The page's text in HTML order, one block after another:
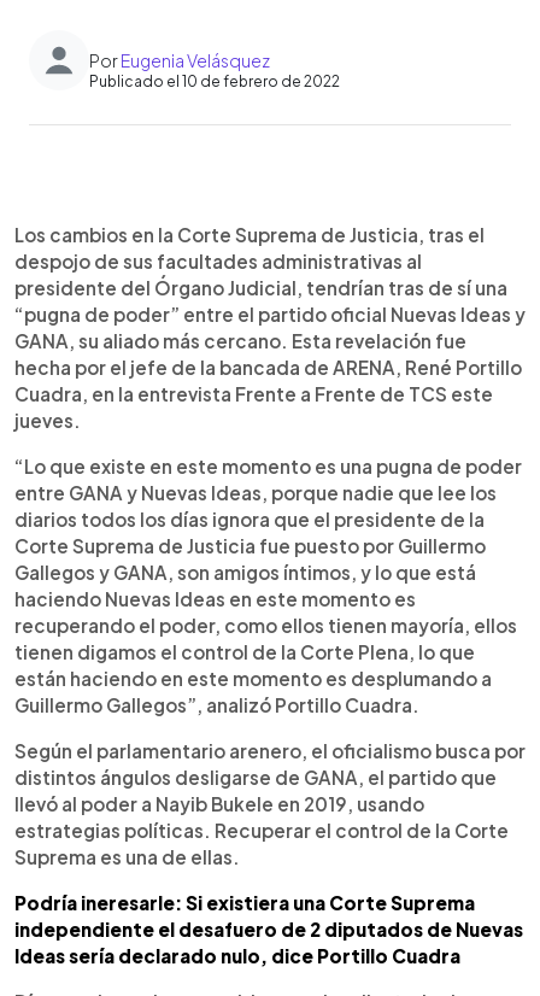
PorEugenia Velásquez
Publicado el 10 de febrero de 2022
► Escuchar artículo
Los cambios en la Corte Suprema de Justicia, tras el
despojo de sus facultades administrativas al
presidente del Órgano Judicial, tendrían tras de sí una
“pugna de poder” entre el partido oficial Nuevas Ideas y
GANA, su aliado más cercano. Esta revelación fue
hecha por el jefe de la bancada de ARENA, René Portillo
Cuadra, en la entrevista Frente a Frente de TCS este
jueves.
“Lo que existe en este momento es una pugna de poder
entre GANA y Nuevas Ideas, porque nadie que lee los
diarios todos los días ignora que el presidente de la
Corte Suprema de Justicia fue puesto por Guillermo
Gallegos y GANA, son amigos íntimos, y lo que está
haciendo Nuevas Ideas en este momento es
recuperando el poder, como ellos tienen mayoría, ellos
tienen digamos el control de la Corte Plena, lo que
están haciendo en este momento es desplumando a
Guillermo Gallegos”, analizó Portillo Cuadra.
Según el parlamentario arenero, el oficialismo busca por
distintos ángulos desligarse de GANA, el partido que
llevó al poder a Nayib Bukele en 2019, usando
estrategias políticas. Recuperar el control de la Corte
Suprema es una de ellas.
Podría ineresarle: Si existiera una Corte Suprema
independiente el desafuero de 2 diputados de Nuevas
Ideas sería declarado nulo, dice Portillo Cuadra